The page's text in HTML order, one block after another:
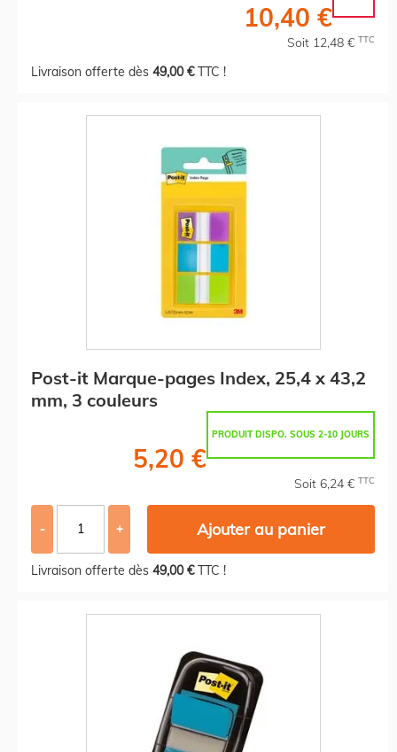
10,40 €
Soit 12,48 € TTC
Livraison offerte dès 49,00 €TTC !
Post-it Marque-pages Index, 25,4 x 43,2
mm, 3 couleurs
PRODUIT DISPO. SOUS 2-10 JOURS
5,20 €
Soit 6,24 € TTC
- + Ajouter au panier
Livraison offerte dès 49,00 €TTC !